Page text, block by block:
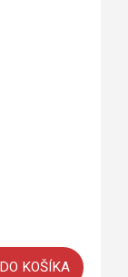
DO KOŠÍKA